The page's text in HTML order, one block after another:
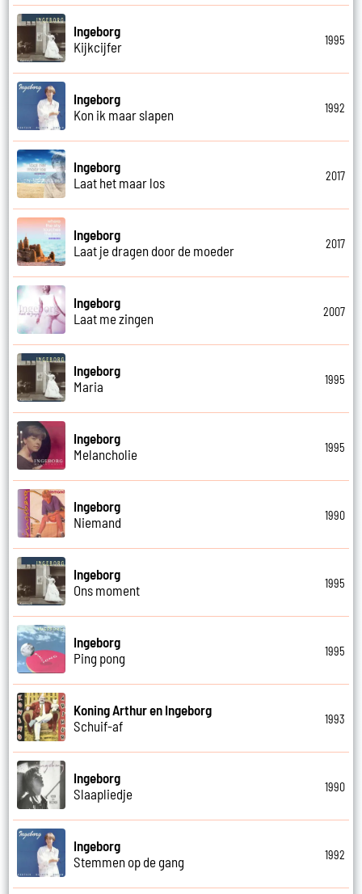
Ingeborg
Kijkcijfer
1995
Ingeborg
Kon ik maar slapen
1992
Ingeborg
Laat het maar los
2017
Ingeborg
Laat je dragen door de moeder
2017
Ingeborg
Laat me zingen
2007
Ingeborg
Maria
1995
Ingeborg
Melancholie
1995
Ingeborg
Niemand
1990
Ingeborg
Ons moment
1995
Ingeborg
Ping pong
1995
Koning Arthur en Ingeborg
Schuif-af
1993
Ingeborg
Slaapliedje
1990
Ingeborg
Stemmen op de gang
1992